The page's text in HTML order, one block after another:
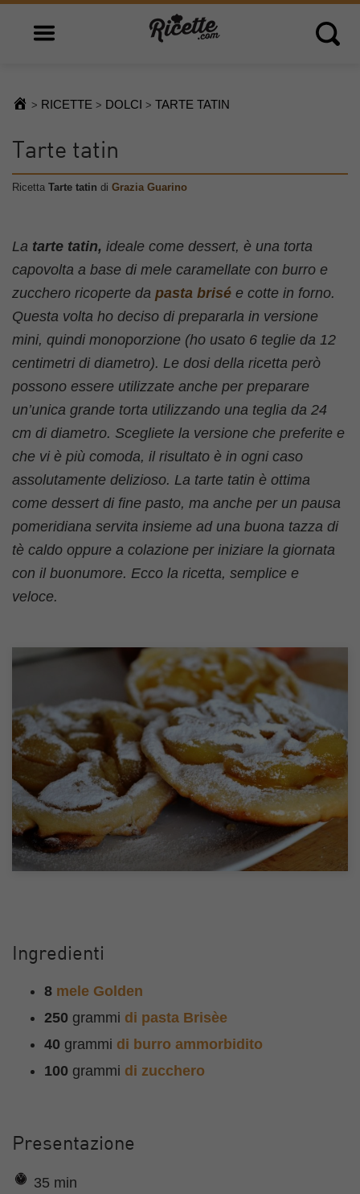
Open main menu Open
> RICETTE > DOLCI > TARTE TATIN
Tarte tatin
Ricetta Tarte tatin di Grazia Guarino
La tarte tatin, ideale come dessert, è una torta
capovolta a base di mele caramellate con burro e
zucchero ricoperte da pasta brisé e cotte in forno.
Questa volta ho deciso di prepararla in versione
mini, quindi monoporzione (ho usato 6 teglie da 12
centimetri di diametro). Le dosi della ricetta però
possono essere utilizzate anche per preparare
un’unica grande torta utilizzando una teglia da 24
cm di diametro. Scegliete la versione che preferite e
che vi è più comoda, il risultato è in ogni caso
assolutamente delizioso. La tarte tatin è ottima
come dessert di fine pasto, ma anche per un pausa
pomeridiana servita insieme ad una buona tazza di
tè caldo oppure a colazione per iniziare la giornata
con il buonumore. Ecco la ricetta, semplice e
veloce.
Ingredienti
8 mele Golden
250 grammi di pasta Brisèe
40 grammi di burro ammorbidito
100 grammi di zucchero
Presentazione
35 min